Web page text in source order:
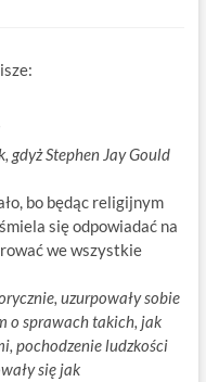
gdyż Stephen Jay Gould
bo będąc religijnym
się odpowiadać na
we wszystkie
uzurpowały sobie
o sprawach takich, jak
pochodzenie ludzkości
się jak